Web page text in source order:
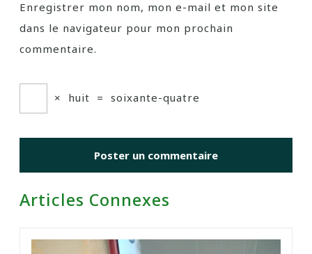
Enregistrer mon nom, mon e-mail et mon site
dans le navigateur pour mon prochain
commentaire.
× huit = soixante-quatre
Articles Connexes